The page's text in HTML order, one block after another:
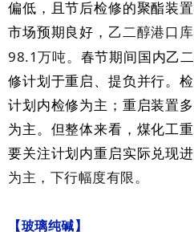
偏低，且节后检修的聚酯装
市场预期良好， 乙二醇港口
98.1万吨。 春节期间国内乙
修计划于重启、提负并行。
计划内检修为主；重启装置
为主。但整体来看，煤化工
要关注计划内重启实际兑现进
为主，下行幅度有限。
【玻璃纯碱】